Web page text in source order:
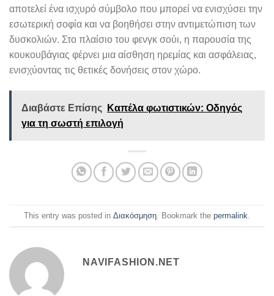
αποτελεί ένα ισχυρό σύμβολο που μπορεί να ενισχύσει την
εσωτερική σοφία και να βοηθήσει στην αντιμετώπιση των
δυσκολιών. Στο πλαίσιο του φενγκ σούι, η παρουσία της
κουκουβάγιας φέρνει μια αίσθηση ηρεμίας και ασφάλειας,
ενισχύοντας τις θετικές δονήσεις στον χώρο.
Διαβάστε Επίσης
Καπέλα φωτιστικών: Οδηγός
για τη σωστή επιλογή
This entry was posted in Διακόσμηση . Bookmark the permalink
NAVIFASHION.NET